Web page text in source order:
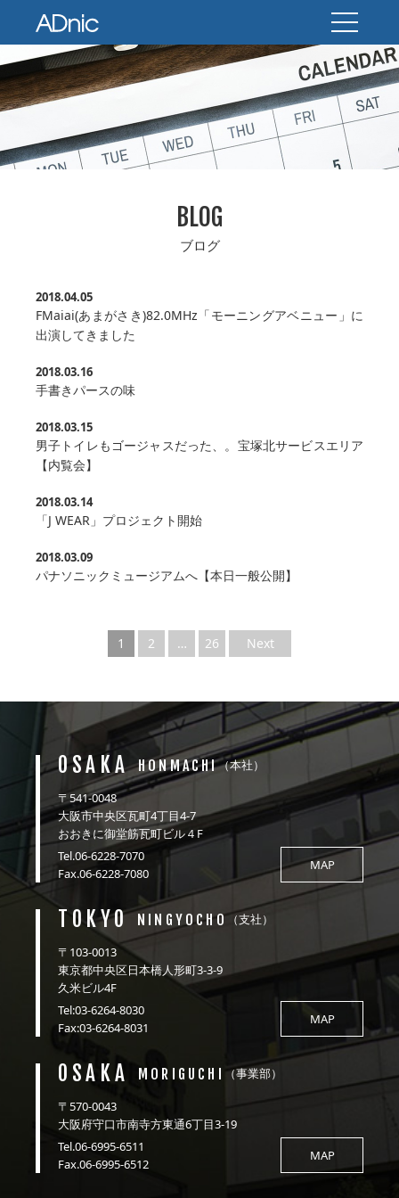
BLOG
ブログ
2018.04.05
FMaiai(あまがさき)82.0MHz「モーニングアベニュー」に
出演してきました
2018.03.16
手書きパースの味
2018.03.15
男子トイレもゴージャスだった、。宝塚北サービスエリア
【内覧会】
2018.03.14
「J WEAR」プロジェクト開始
2018.03.09
パナソニックミュージアムへ【本日一般公開】
1 2 … 26 Next
OSAKA HONMACHI（本社）
〒541-0048
大阪市中央区瓦町4丁目4-7
おおきに御堂筋瓦町ビル４F
Tel.06-6228-7070
Fax.06-6228-7080
MAP
TOKYO NINGYOCHO（支社）
〒103-0013
東京都中央区日本橋人形町3-3-9
久米ビル4F
Tel:03-6264-8030
Fax:03-6264-8031
MAP
OSAKA MORIGUCHI （事業部）
〒570-0043
大阪府守口市南寺方東通6丁目3-19
Tel.06-6995-6511
Fax.06-6995-6512
MAP